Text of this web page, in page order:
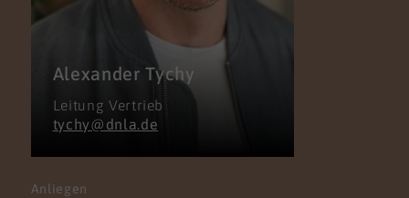
Alexander Tychy
Leitung Vertrieb
tychy@dnla.de
Anliegen